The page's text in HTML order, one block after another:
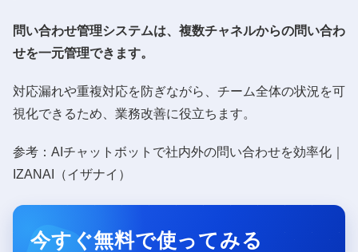
問い合わせ管理システムは、複数チャネルからの問い合わ
せを一元管理できます。
対応漏れや重複対応を防ぎながら、チーム全体の状況を可
視化できるため、業務改善に役立ちます。
参考：AIチャットボットで社内外の問い合わせを効率化｜
IZANAI（イザナイ）
今すぐ無料で使ってみる